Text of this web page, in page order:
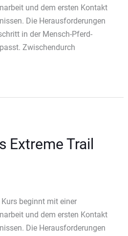
und dem ersten Kontakt
Die Herausforderungen
in der Mensch-Pferd-
Zwischendurch
Extreme Trail
beginnt mit einer
und dem ersten Kontakt
Die Herausforderungen